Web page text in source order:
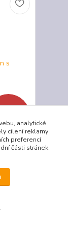
analytické
cílení reklamy
preferencí
části stránek.
.